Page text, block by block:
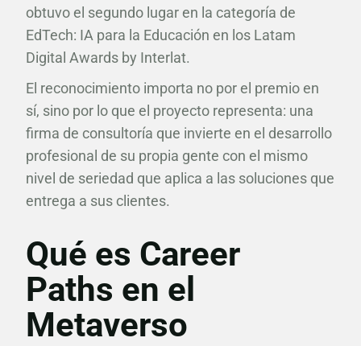
obtuvo el segundo lugar en la categoría de
EdTech: IA para la Educación en los Latam
Digital Awards by Interlat.
El reconocimiento importa no por el premio en
sí, sino por lo que el proyecto representa: una
firma de consultoría que invierte en el desarrollo
profesional de su propia gente con el mismo
nivel de seriedad que aplica a las soluciones que
entrega a sus clientes.
Qué es Career
Paths en el
Metaverso